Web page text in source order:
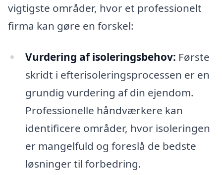
vigtigste områder, hvor et professionelt
firma kan gøre en forskel:
Vurdering af isoleringsbehov: Første
skridt i efterisoleringsprocessen er en
grundig vurdering af din ejendom.
Professionelle håndværkere kan
identificere områder, hvor isoleringen
er mangelfuld og foreslå de bedste
løsninger til forbedring.